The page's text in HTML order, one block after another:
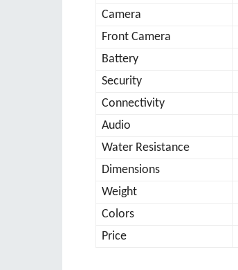
Camera
Front Camera
Battery
Security
Connectivity
Audio
Water Resistance
Dimensions
Weight
Colors
Price